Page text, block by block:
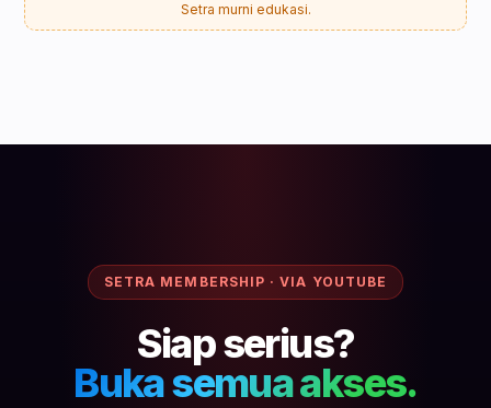
Setra murni edukasi.
SETRA MEMBERSHIP · VIA YOUTUBE
Siap serius?
Buka semua akses.